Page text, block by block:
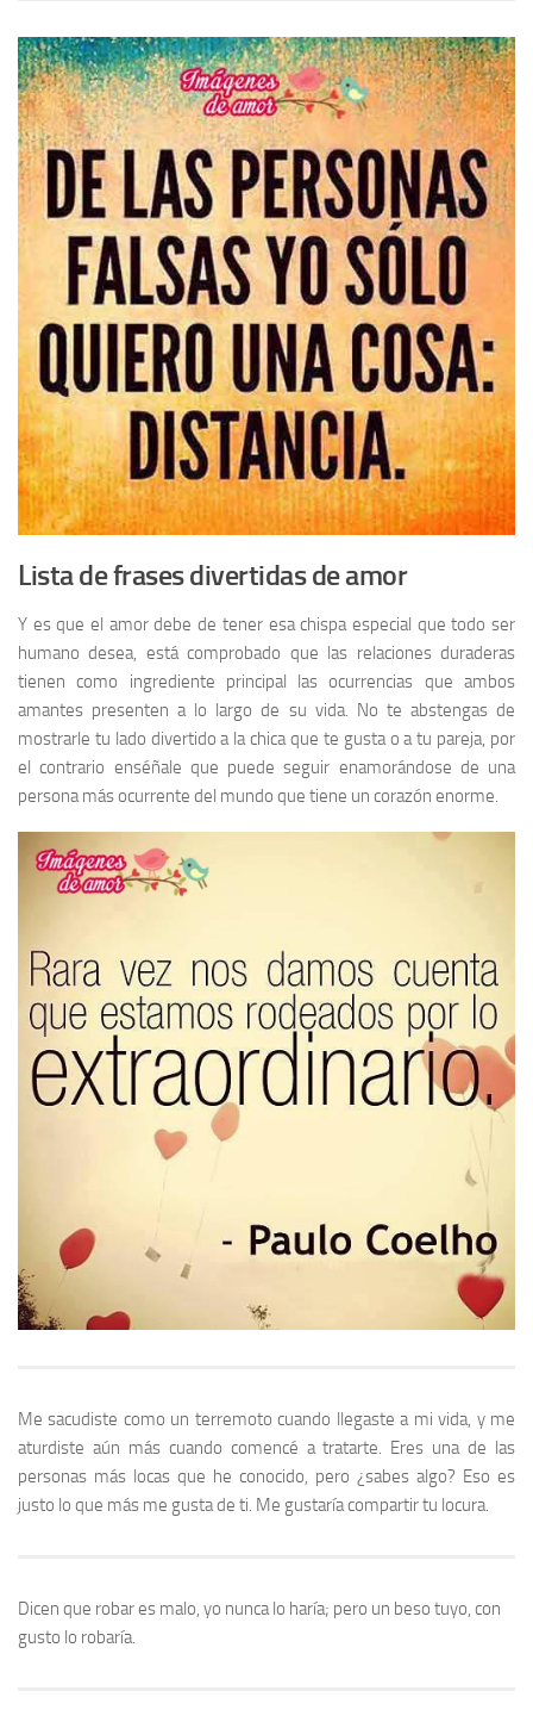
Lista de frases divertidas de amor
Y es que el amor debe de tener esa chispa especial que todo ser
humano desea, está comprobado que las relaciones duraderas
tienen como ingrediente principal las ocurrencias que ambos
amantes presenten a lo largo de su vida. No te abstengas de
mostrarle tu lado divertido a la chica que te gusta o a tu pareja, por
el contrario enséñale que puede seguir enamorándose de una
persona más ocurrente del mundo que tiene un corazón enorme.
Me sacudiste como un terremoto cuando llegaste a mi vida, y me
aturdiste aún más cuando comencé a tratarte. Eres una de las
personas más locas que he conocido, pero ¿sabes algo? Eso es
justo lo que más me gusta de ti. Me gustaría compartir tu locura.
Dicen que robar es malo, yo nunca lo haría; pero un beso tuyo, con
gusto lo robaría.